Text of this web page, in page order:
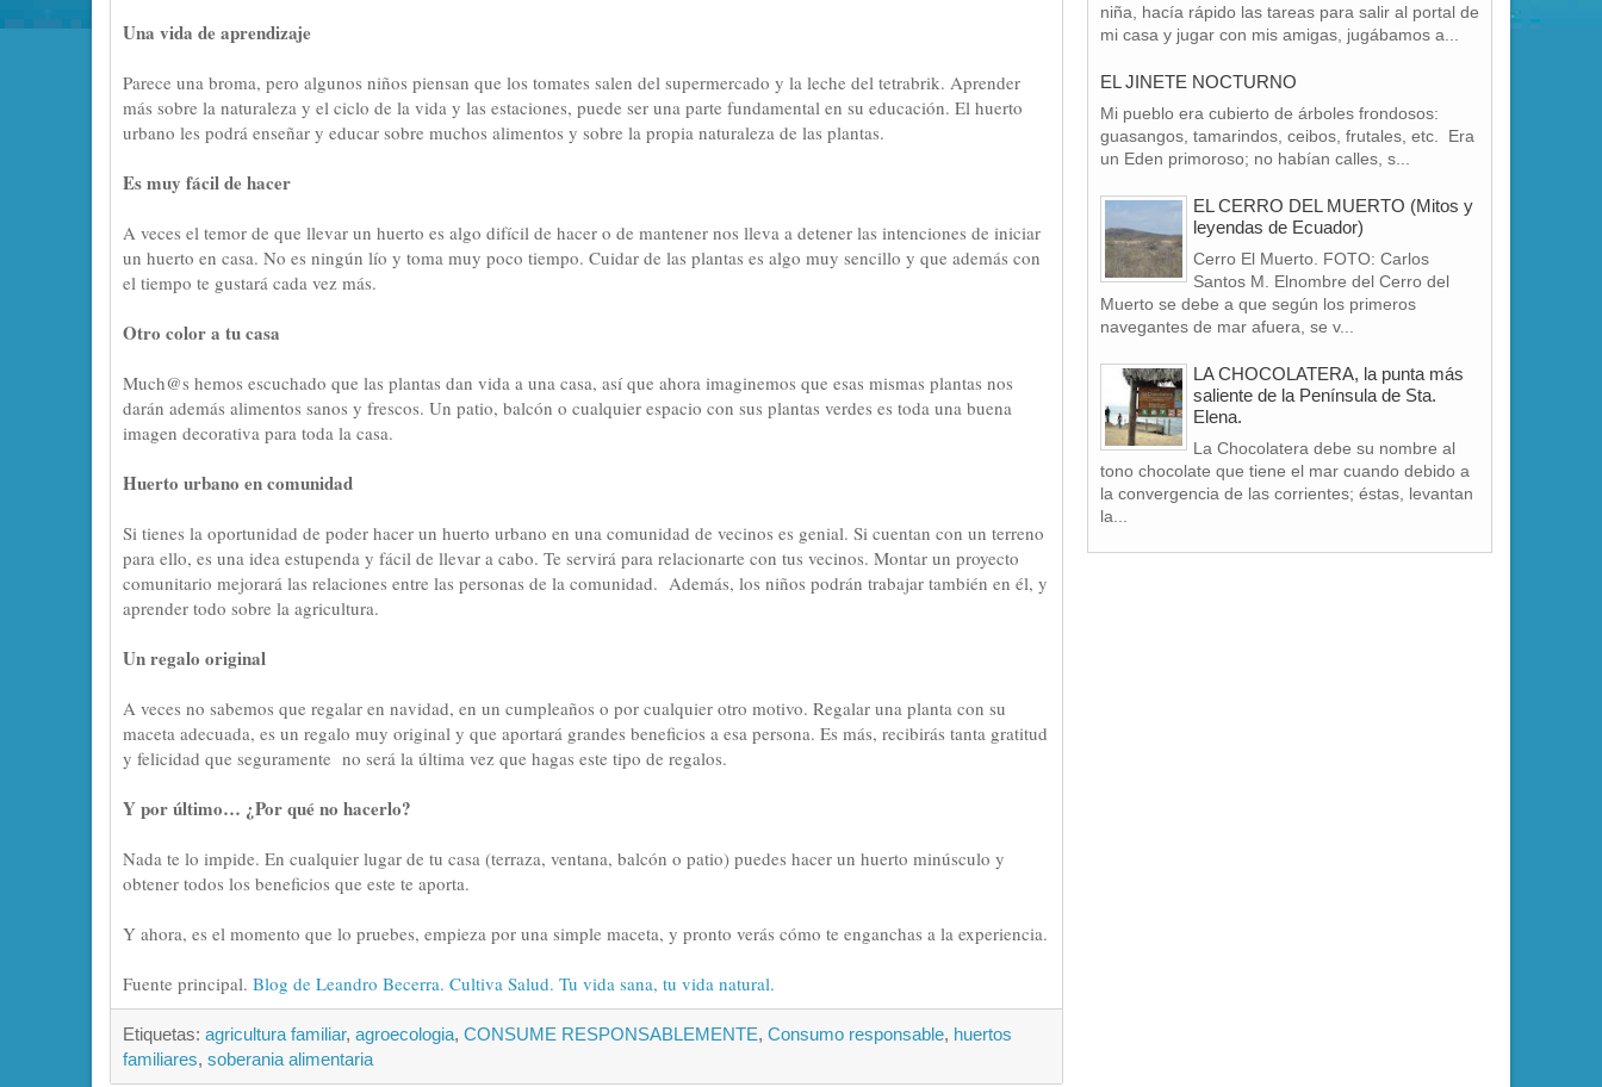
Una vida de aprendizaje
Parece una broma, pero algunos niños piensan que los tomates salen del supermercado y la leche del tetrabrik. Aprender
más sobre la naturaleza y el ciclo de la vida y las estaciones, puede ser una parte fundamental en su educación. El huerto
urbano les podrá enseñar y educar sobre muchos alimentos y sobre la propia naturaleza de las plantas.
Es muy fácil de hacer
A veces el temor de que llevar un huerto es algo difícil de hacer o de mantener nos lleva a detener las intenciones de iniciar
un huerto en casa. No es ningún lío y toma muy poco tiempo. Cuidar de las plantas es algo muy sencillo y que además con
el tiempo te gustará cada vez más.
Otro color a tu casa
Much@s hemos escuchado que las plantas dan vida a una casa, así que ahora imaginemos que esas mismas plantas nos
darán además alimentos sanos y frescos. Un patio, balcón o cualquier espacio con sus plantas verdes es toda una buena
imagen decorativa para toda la casa.
Huerto urbano en comunidad
Si tienes la oportunidad de poder hacer un huerto urbano en una comunidad de vecinos es genial. Si cuentan con un terreno
para ello, es una idea estupenda y fácil de llevar a cabo. Te servirá para relacionarte con tus vecinos. Montar un proyecto
comunitario mejorará las relaciones entre las personas de la comunidad. Además, los niños podrán trabajar también en él, y
aprender todo sobre la agricultura.
Un regalo original
A veces no sabemos que regalar en navidad, en un cumpleaños o por cualquier otro motivo. Regalar una planta con su
maceta adecuada, es un regalo muy original y que aportará grandes beneficios a esa persona. Es más, recibirás tanta gratitud
y felicidad que seguramente no será la última vez que hagas este tipo de regalos.
Y por último… ¿Por qué no hacerlo?
Nada te lo impide. En cualquier lugar de tu casa (terraza, ventana, balcón o patio) puedes hacer un huerto minúsculo y
obtener todos los beneficios que este te aporta.
Y ahora, es el momento que lo pruebes, empieza por una simple maceta, y pronto verás cómo te enganchas a la experiencia.
Fuente principal. Blog de Leandro Becerra. Cultiva Salud. Tu vida sana, tu vida natural.
Etiquetas: agricultura familiar, agroecologia, CONSUME RESPONSABLEMENTE, Consumo responsable, huertos
familiares, soberania alimentaria
niña, hacía rápido las tareas para salir al portal de
mi casa y jugar con mis amigas, jugábamos a...
EL JINETE NOCTURNO
Mi pueblo era cubierto de árboles frondosos:
guasangos, tamarindos, ceibos, frutales, etc. Era
un Eden primoroso; no habían calles, s...
EL CERRO DEL MUERTO (Mitos y
leyendas de Ecuador)
Cerro El Muerto. FOTO: Carlos
Santos M. Elnombre del Cerro del
Muerto se debe a que según los primeros
navegantes de mar afuera, se v...
LA CHOCOLATERA, la punta más
saliente de la Península de Sta.
Elena.
La Chocolatera debe su nombre al
tono chocolate que tiene el mar cuando debido a
la convergencia de las corrientes; éstas, levantan
la...